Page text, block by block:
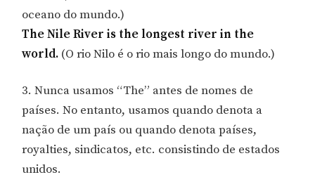
oceano do mundo.)
The Nile River is the longest river in the
world. (O rio Nilo é o rio mais longo do mundo.)
3. Nunca usamos “The” antes de nomes de
países. No entanto, usamos quando denota a
nação de um país ou quando denota países,
royalties, sindicatos, etc. consistindo de estados
unidos.